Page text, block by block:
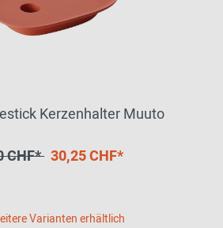
Kerzenhalter Muuto
CHF* 30,25 CHF*
Varianten erhältlich